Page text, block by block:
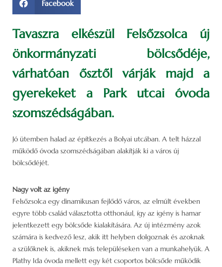
Facebook
Tavaszra elkészül Felsőzsolca új
önkormányzati bölcsődéje,
várhatóan ősztől várják majd a
gyerekeket a Park utcai óvoda
szomszédságában.
Jó ütemben halad az építkezés a Bolyai utcában. A telt házzal
működő óvoda szomszédságában alakítják ki a város új
bölcsődéjét.
Nagy volt az igény
Felsőzsolca egy dinamikusan fejlődő város, az elmúlt években
egyre több család választotta otthonául, így az igény is hamar
jelentkezett egy bölcsőde kialakítására. Az új intézmény azok
számára is kedvező lesz, akik itt helyben dolgoznak és azoknak
a szülőknek is, akiknek más településeken van a munkahelyük. A
Plathy Ida óvoda mellett egy két csoportos bölcsőde működik